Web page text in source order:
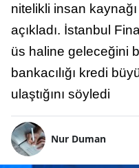
nitelikli insan
açıkladı. İstanbul
üs haline geleceğini
bankacılığı kredi
ulaştığını söyledi
Nur Duman